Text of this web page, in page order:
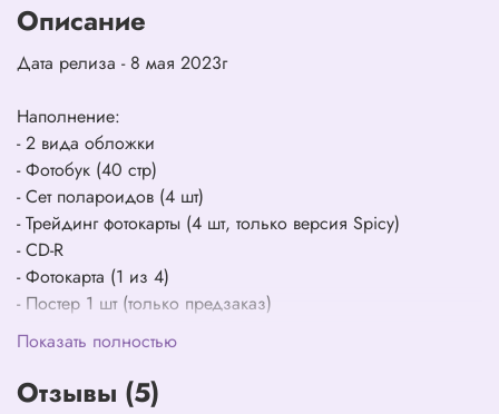
Описание
Дата релиза - 8 мая 2023г
Наполнение:
- 2 вида обложки
- Фотобук (40 стр)
- Сет полароидов (4 шт)
- Трейдинг фотокарты (4 шт, только версия Spicy)
- CD-R
- Фотокарта (1 из 4)
- Постер 1 шт (только предзаказ)
Показать полностью
Отзывы (5)